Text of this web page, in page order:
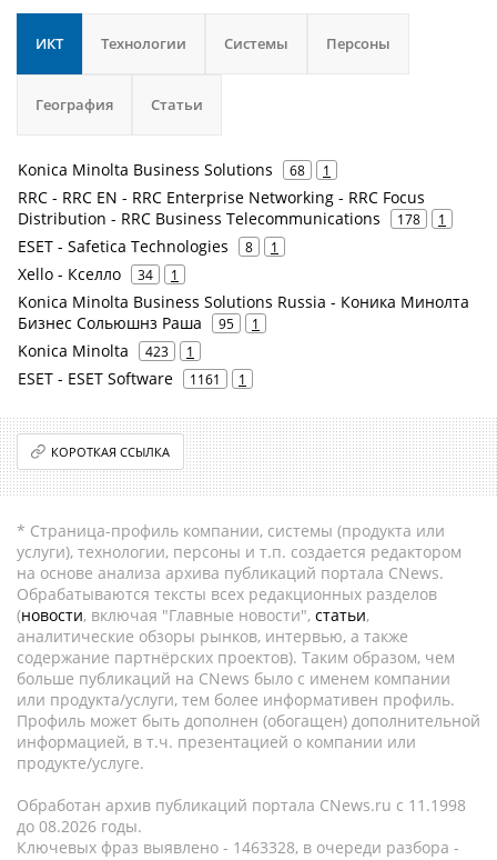
ИКТ Технологии Системы Персоны
География Статьи
Konica Minolta Business Solutions 68 1
RRC - RRC EN - RRC Enterprise Networking - RRC Focus
Distribution - RRC Business Telecommunications
178 1
ESET - Safetica Technologies 8 1
Xello - Кселло 34 1
Konica Minolta Business Solutions Russia - Коника Минолта
Бизнес Сольюшнз Раша
95 1
Konica Minolta 423 1
ESET - ESET Software 1161 1
КОРОТКАЯ ССЫЛКА
* Страница-профиль компании, системы (продукта или
услуги), технологии, персоны и т.п. создается редактором
на основе анализа архива публикаций портала CNews.
Обрабатываются тексты всех редакционных разделов
(новости, включая "Главные новости", статьи,
аналитические обзоры рынков, интервью, а также
содержание партнёрских проектов). Таким образом, чем
больше публикаций на CNews было с именем компании
или продукта/услуги, тем более информативен профиль.
Профиль может быть дополнен (обогащен) дополнительной
информацией, в т.ч. презентацией о компании или
продукте/услуге.
Обработан архив публикаций портала CNews.ru c 11.1998
до 08.2026 годы.
Ключевых фраз выявлено - 1463328, в очереди разбора -